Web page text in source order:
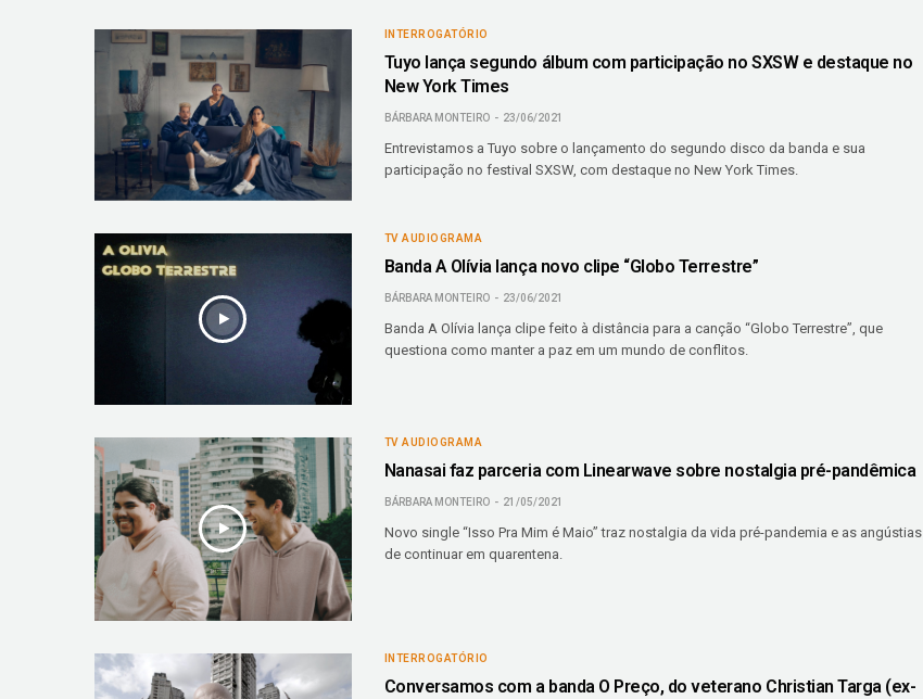
INTERROGATÓRIO
Tuyo lança segundo álbum com participação no SXSW e destaque no
New York Times
BÁRBARA MONTEIRO 23/06/2021
Entrevistamos a Tuyo sobre o lançamento do segundo disco da banda e sua
participação no festival SXSW, com destaque no New York Times.
TV AUDIOGRAMA
Banda A Olívia lança novo clipe “Globo Terrestre”
BÁRBARA MONTEIRO 23/06/2021
Banda A Olívia lança clipe feito à distância para a canção “Globo Terrestre”, que
questiona como manter a paz em um mundo de conflitos.
TV AUDIOGRAMA
Nanasai faz parceria com Linearwave sobre nostalgia pré-pandêmica
BÁRBARA MONTEIRO 21/05/2021
Novo single “Isso Pra Mim é Maio” traz nostalgia da vida pré-pandemia e as angústias
de continuar em quarentena.
INTERROGATÓRIO
Conversamos com a banda O Preço, do veterano Christian Targa (ex-